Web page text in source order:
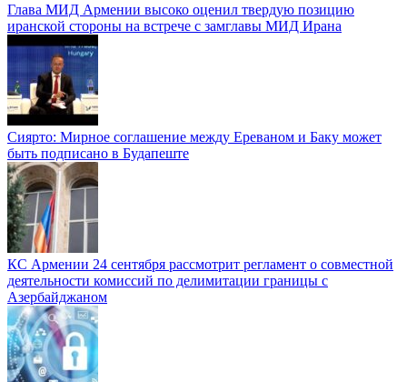
Глава МИД Армении высоко оценил твердую позицию
иранской стороны на встрече с замглавы МИД Ирана
Сиярто: Мирное соглашение между Ереваном и Баку может
быть подписано в Будапеште
КС Армении 24 сентября рассмотрит регламент о совместной
деятельности комиссий по делимитации границы с
Азербайджаном